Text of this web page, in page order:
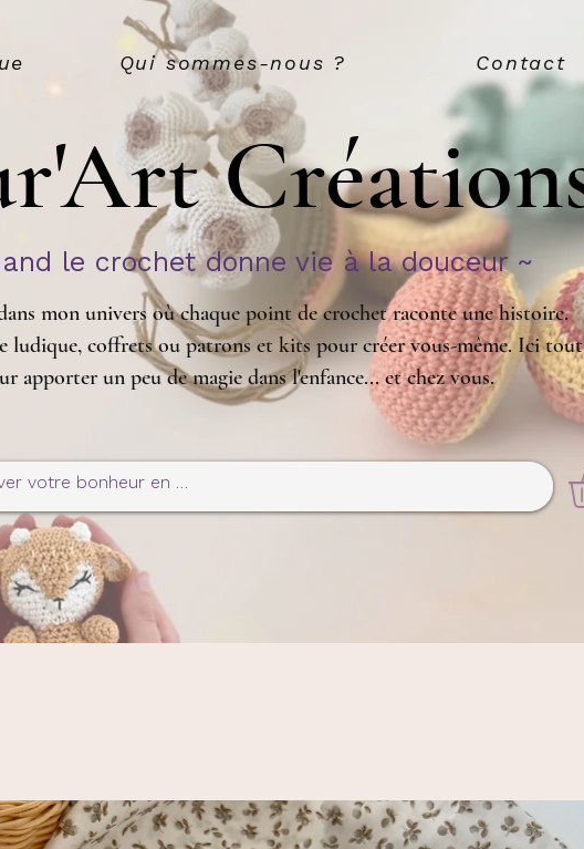
Qui sommes-nous ? Contact
le crochet donne vie à la douceur ~
mon univers où chaque point de crochet raconte une histoire.
ludique, coffrets ou patrons et kits pour créer vous-même. Ici tout
apporter un peu de magie dans l'enfance... et chez vous.